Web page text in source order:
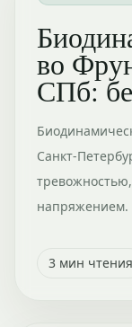
во
СПб:
Санкт-
напряжением.
3 мин чтения